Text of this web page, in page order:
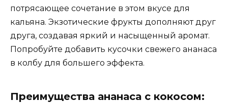
потрясающее сочетание в этом вкусе для
кальяна. Экзотические фрукты дополняют друг
друга, создавая яркий и насыщенный аромат.
Попробуйте добавить кусочки свежего ананаса
в колбу для большего эффекта.
Преимущества ананаса с кокосом: